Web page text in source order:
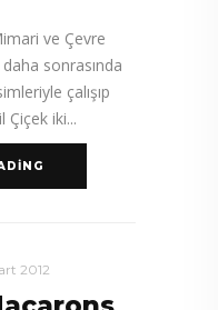
ve Çevre
sonrasında
çalışıp
Çiçek iki
2012